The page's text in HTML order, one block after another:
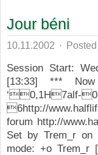
Jour béni
10.11.2002 ·
Session Start:
[13:33] ***
6http://
forum http://
Set by Trem_r on
mode: +o Trem_r